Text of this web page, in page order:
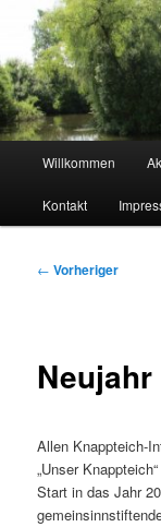
primären
Inhalt
springenUnser
Willkommen
Kontakt
Beitragsnavigation
← Vorheriger
Neujahr
Allen Knappteich-
„Unser
Start in das Jahr